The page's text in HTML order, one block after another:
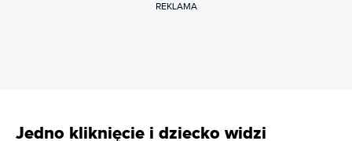
REKLAMA
Jedno kliknięcie i dziecko widzi